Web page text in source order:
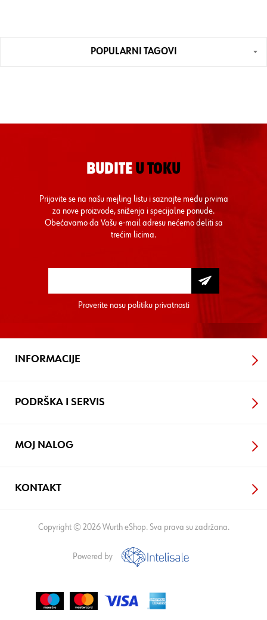
POPULARNI TAGOVI
BUDITE U TOKU
Prijavite se na našu mejling listu i saznajte među prvima
za nove proizvode, sniženja i specijalne ponude.
Obećavamo da Vašu e-mail adresu nećemo deliti sa
trećim licima.
Proverite nasu politiku privatnosti
INFORMACIJE
PODRŠKA I SERVIS
MOJ NALOG
KONTAKT
Copyright © 2026 Wurth eShop. Sva prava su zadržana.
Powered by